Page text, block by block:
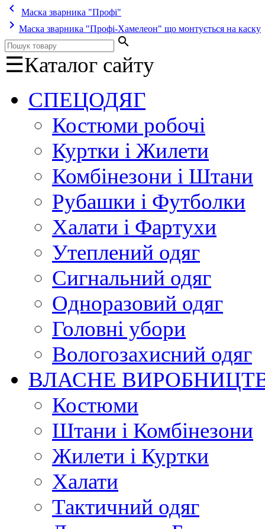
keyboard_arrow_left Маска зварника "Профі"
keyboard_arrow_right Маска зварника "Профі-Хамелеон" що монтується на каску
search
☰Каталог сайту
СПЕЦОДЯГ
Костюми робочі
Куртки і Жилети
Комбінезони і Штани
Рубашки і Футболки
Халати і Фартухи
Утеплений одяг
Сигнальний одяг
Одноразовий одяг
Головні убори
Вологозахисний одяг
ВЛАСНЕ
Костюми
Штани і Комбінезони
Жилети і Куртки
Халати
Тактичний одяг